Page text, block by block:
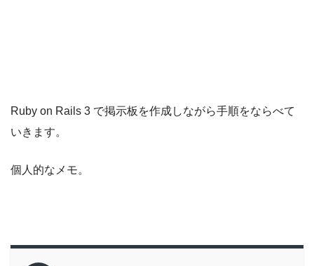
Ruby on Rails 3 で掲示板を作成しながら手順をならべて
いきます。
個人的なメモ。